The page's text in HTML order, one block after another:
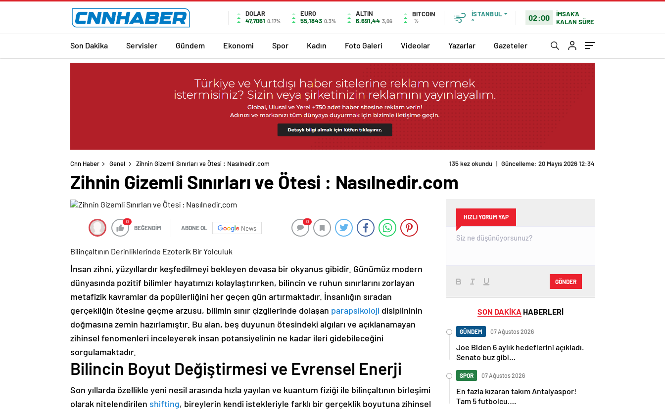
DOLAR
47,7061 0.17%
EURO
55,1843 0.3%
ALTIN
6.691,44 3,06
BITCOIN
%
İSTANBUL
°
02:00
İMSAK'A
KALAN SÜRE
Son Dakika Servisler Gündem Ekonomi Spor Kadın Foto Galeri Videolar Yazarlar Gazeteler
Cnn Haber Genel Zihnin Gizemli Sınırları ve Ötesi : Nasılnedir.com
Zihnin Gizemli Sınırları ve Ötesi : Nasılnedir.com
0
BEĞENDİM ABONE OL News
0
Bilinçaltının Derinliklerinde Ezoterik Bir Yolculuk
İnsan zihni, yüzyıllardır keşfedilmeyi bekleyen devasa bir okyanus gibidir. Günümüz modern
dünyasında pozitif bilimler hayatımızı kolaylaştırırken, bilincin ve ruhun sınırlarını zorlayan
metafizik kavramlar da popülerliğini her geçen gün artırmaktadır. İnsanlığın sıradan
gerçekliğin ötesine geçme arzusu, bilimin sınır çizgilerinde dolaşan parapsikoloji disiplininin
doğmasına zemin hazırlamıştır. Bu alan, beş duyunun ötesindeki algıları ve açıklanamayan
zihinsel fenomenleri inceleyerek insan potansiyelinin ne kadar ileri gidebileceğini
sorgulamaktadır.
Bilincin Boyut Değiştirmesi ve Evrensel Enerji
Son yıllarda özellikle yeni nesil arasında hızla yayılan ve kuantum fiziği ile bilinçaltının birleşimi
olarak nitelendirilen shifting, bireylerin kendi istekleriyle farklı bir gerçeklik boyutuna zihinsel
HIZLI YORUM YAP
GÖNDER
SON DAKİKA HABERLERİ
GÜNDEM 07 Ağustos 2026
Joe Biden 6 aylık hedeflerini açıkladı.
Senato buz gibi…
SPOR 07 Ağustos 2026
En fazla kızaran takım Antalyaspor!
Tam 5 futbolcu….